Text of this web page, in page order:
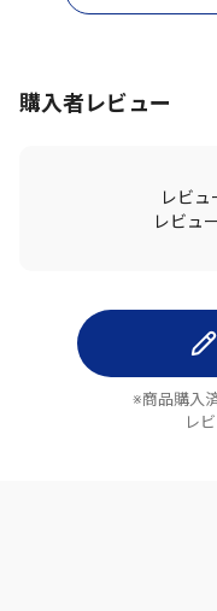
購入者レビュー
レビュ
レビュ
※商品購入
レ